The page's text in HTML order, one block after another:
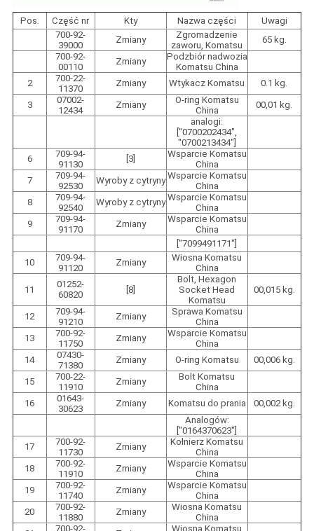
Pos. Część nr Kty Nazwa części
Uwagi
700-92-
39000
Zmiany
Zgromadzenie
zaworu, Komatsu
65 kg.
700-92-
00110
Zmiany
Podzbiór nadwozia
Komatsu China
2
700-22-
11370
Zmiany Wtykacz Komatsu 0.1 kg.
3
07002-
12434
Zmiany
O-ring Komatsu
China
00,01 kg.
analogi:
["0700202434",
"0700213434"]
6
709-94-
91130
[3]
Wsparcie Komatsu
China
7
709-94-
92530
Wyroby z cytryny Wsparcie Komatsu
China
8
709-94-
92540
Wyroby z cytryny Wsparcie Komatsu
China
9
709-94-
91170
Zmiany
Wsparcie Komatsu
China
["7099491171"]
10
709-94-
91120
Zmiany
Wiosna Komatsu
China
11
01252-
60820
[8]
Bolt, Hexagon
Socket Head
Komatsu
00,015 kg.
12
709-94-
91210
Zmiany
Sprawa Komatsu
China
13
700-92-
11750
Zmiany
Wsparcie Komatsu
China
14
07430-
71380
Zmiany O-ring Komatsu 00,006 kg.
15
700-22-
11910
Zmiany
Bolt Komatsu
China
16
01643-
30623
Zmiany Komatsu do prania
00,002 kg.
Analogów:
["0164370623"]
17
700-92-
11730
Zmiany
Kołnierz Komatsu
China
18
700-92-
11910
Zmiany
Wsparcie Komatsu
China
19
700-92-
11740
Zmiany
Wsparcie Komatsu
China
20
700-92-
11880
Zmiany
Wiosna Komatsu
China
700-92- Wiosna Komatsu